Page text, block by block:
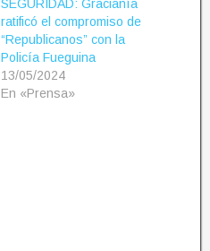
SEGURIDAD: Gracianía
ratificó el compromiso de
“Republicanos” con la
Policía Fueguina
13/05/2024
En «Prensa»